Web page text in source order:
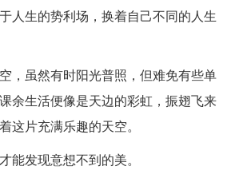
人生的势利场，换着自己不同的人生
，虽然有时阳光普照，但难免有些单
余生活便像是天边的彩虹，振翅飞来
这片充满乐趣的天空。
能发现意想不到的美。